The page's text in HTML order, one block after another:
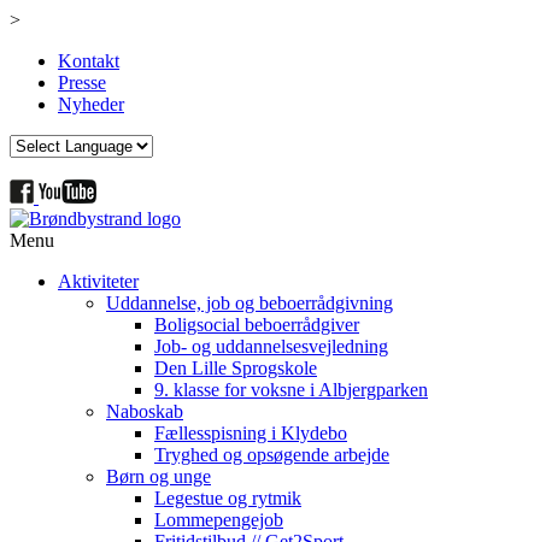
>
Kontakt
Presse
Nyheder
Menu
Aktiviteter
Uddannelse, job og beboerrådgivning
Boligsocial beboerrådgiver
Job- og uddannelsesvejledning
Den Lille Sprogskole
9. klasse for voksne i Albjergparken
Naboskab
Fællesspisning i Klydebo
Tryghed og opsøgende arbejde
Børn og unge
Legestue og rytmik
Lommepengejob